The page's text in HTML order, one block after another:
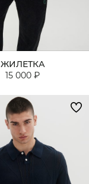
ЖИЛЕТКА
15 000 ₽